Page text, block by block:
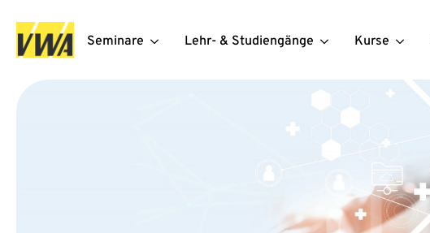
Seminare Lehr- & Studiengänge Kurse